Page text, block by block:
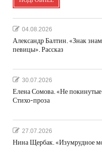
04.08.2026
Александр Балтин. «Знак
певицы». Рассказ
30.07.2026
Елена Сомова. «Не покинутые
Стихо-проза
27.07.2026
Нина Щербак. «Изумрудное